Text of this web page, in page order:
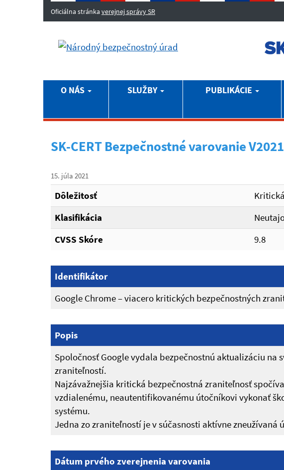
Oficiálna stránka verejnej správy SR
O NÁS SLUŽBY PUBLIKÁCIE
SK-CERT Bezpečnostné varovanie
15. júla 2021
Dôležitosť
Kritická
Klasifikácia
CVSS Skóre
9.8
Identifikátor
Google Chrome – viacero kritických bezpečnostných
Popis
Spoločnosť Google vydala bezpečnostnú aktualizáciu
zraniteľností.
Najzávažnejšia kritická bezpečnostná zraniteľnosť
vzdialenému, neautentifikovanému útočníkovi vykonať
systému.
Jedna zo zraniteľností je v súčasnosti aktívne zneužívaná
Dátum prvého zverejnenia varovania